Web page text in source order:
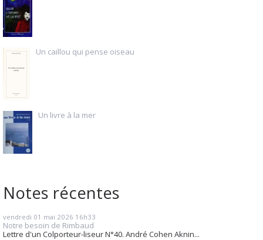
Un caillou qui pense oiseau
Un livre à la mer
Notes récentes
vendredi 01 mai 2026 16h33
Notre besoin de Rimbaud
Lettre d'un Colporteur-liseur N°40. André Cohen Aknin...